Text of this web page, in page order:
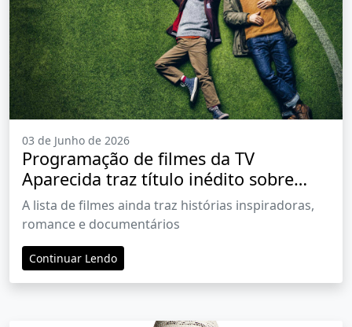
03 de Junho de 2026
Programação de filmes da TV
Aparecida traz título inédito sobre
futebol
A lista de filmes ainda traz histórias inspiradoras,
romance e documentários
Continuar Lendo